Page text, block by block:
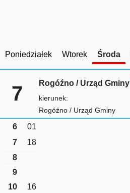
Poniedziałek Wtorek Środa
7 Rogóźno / Urząd Gminy
kierunek:
Rogóźno / Urząd Gminy
6
01
7
18
8
9
10
16